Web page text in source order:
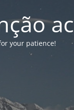
your patience!